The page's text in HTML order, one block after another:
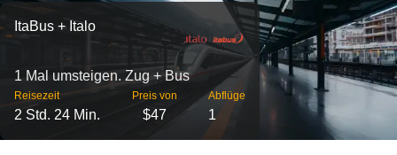
ItaBus + Italo
1 Mal umsteigen. Zug + Bus
Reisezeit
2 Std. 24 Min.
Preis von
$47
Abflüge
1